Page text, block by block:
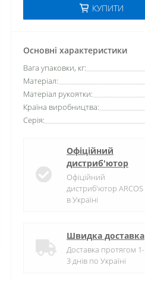
КУПИТИ
Основні характеристики
Вага упаковки, кг:
Матеріал:
Матеріал рукоятки:
Країна виробництва:
Серія:
Офіційний
дистриб'ютор
Офіційний
дистриб'ютор ARCOS
в Україні
Швидка доставка
Доставка протягом 1-
3 днів по Україні